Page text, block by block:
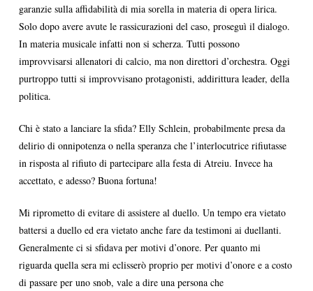
garanzie sulla affidabilità di mia sorella in materia di opera lirica.
Solo dopo avere avute le rassicurazioni del caso, proseguì il dialogo.
In materia musicale infatti non si scherza. Tutti possono
improvvisarsi allenatori di calcio, ma non direttori d’orchestra. Oggi
purtroppo tutti si improvvisano protagonisti, addirittura leader, della
politica.
Chi è stato a lanciare la sfida? Elly Schlein, probabilmente presa da
delirio di onnipotenza o nella speranza che l’interlocutrice rifiutasse
in risposta al rifiuto di partecipare alla festa di Atreiu. Invece ha
accettato, e adesso? Buona fortuna!
Mi riprometto di evitare di assistere al duello. Un tempo era vietato
battersi a duello ed era vietato anche fare da testimoni ai duellanti.
Generalmente ci si sfidava per motivi d’onore. Per quanto mi
riguarda quella sera mi eclisserò proprio per motivi d’onore e a costo
di passare per uno snob, vale a dire una persona che